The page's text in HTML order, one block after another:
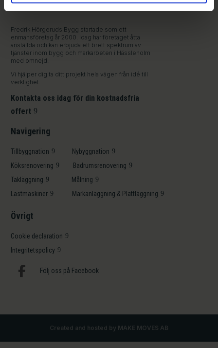
Fredrik Hörgeruds Bygg startade som ett
enmansföretag år 2000. Idag har företaget åtta
anställda och kan erbjuda ett brett spektrum av
tjänster inom bygg och markarbeten i Hässleholm
med omnejd.
Vi hjälper dig ta ditt projekt hela vägen från idé till
verklighet.
Kontakta oss idag för din kostnadsfria
offert
Navigering
Tillbyggnation
Nybyggnation
Köksrenovering
Badrumsrenovering
Takläggning
Målning
Lastmaskiner
Markanläggning & Plattläggning
Övrigt
Cookie declaration
Integritetspolicy
 Följ oss på Facebook
Created and hosted by MAKE MOVES AB